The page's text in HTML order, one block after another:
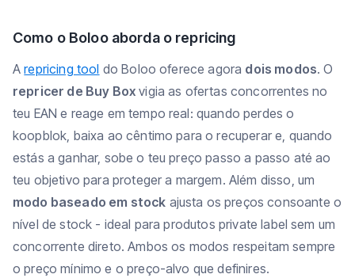
Como o Boloo aborda o repricing
Arepricing tool do Boloo oferece agora dois modos. O
repricer de Buy Box vigia as ofertas concorrentes no
teu EAN e reage em tempo real: quando perdes o
koopblok, baixa ao cêntimo para o recuperar e, quando
estás a ganhar, sobe o teu preço passo a passo até ao
teu objetivo para proteger a margem. Além disso, um
modo baseado em stock ajusta os preços consoante o
nível de stock - ideal para produtos private label sem um
concorrente direto. Ambos os modos respeitam sempre
o preço mínimo e o preço-alvo que definires.